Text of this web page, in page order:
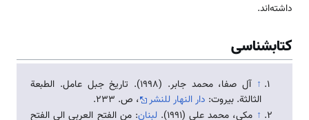
داشته‌اند.
کتابشناسی
↑
آل صفا، محمد جابر. (1998). تاريخ جبل عامل. الطبعة
الثالثة. بیروت: دار النهار للنشر
، ص. ۲۳۳.
↑ مكی، محمد علی (1991). لبنان: من الفتح العربی الی الفتح